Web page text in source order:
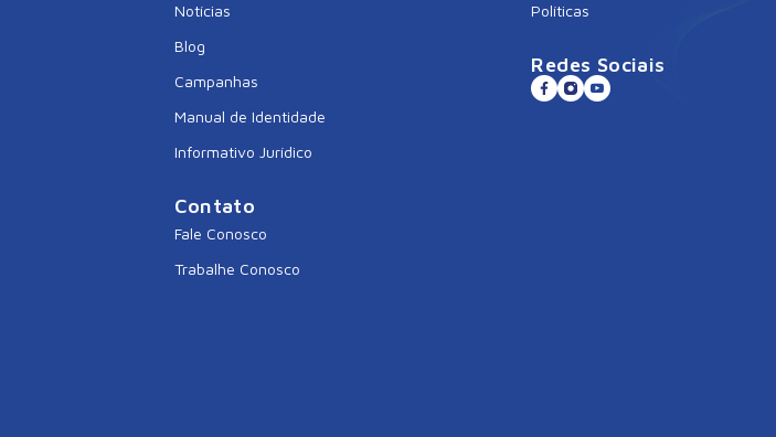
Notícias
Blog
Campanhas
Manual de Identidade
Informativo Jurídico
Contato
Fale Conosco
Trabalhe Conosco
Políticas
Redes Sociais